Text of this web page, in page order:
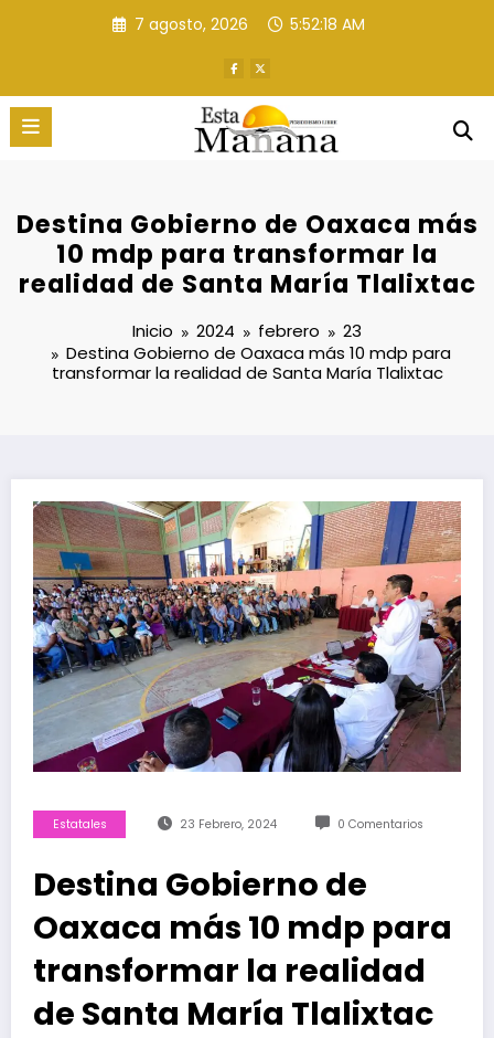
7 agosto, 2026 5:52:19 AM
Destina Gobierno de Oaxaca más
10 mdp para transformar la
realidad de Santa María Tlalixtac
Inicio 2024 febrero
23
Destina Gobierno de Oaxaca más 10 mdp para
transformar la realidad de Santa María Tlalixtac
Estatales 23 Febrero, 2024 0 Comentarios
Destina Gobierno de
Oaxaca más 10 mdp para
transformar la realidad
de Santa María Tlalixtac